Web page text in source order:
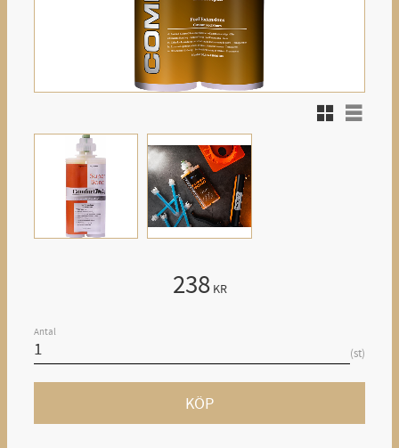
Rutnätsvy
Listvy
238KR
Antal
st
KÖP